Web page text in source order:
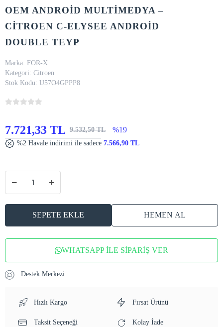
OEM ANDROİD MULTİMEDYA –
CİTROEN C-ELYSEE ANDROİD
DOUBLE TEYP
Marka: FOR-X
Kategori: Citroen
Stok Kodu: U57O4GPPP8
7.721,33 TL 9.532,50 TL %19
%2 Havale indirimi ile sadece 7.566,90 TL
SEPETE EKLE HEMEN AL
WHATSAPP İLE SİPARİŞ VER
Destek Merkezi
Hızlı Kargo Fırsat Ürünü
Taksit Seçeneği Kolay İade